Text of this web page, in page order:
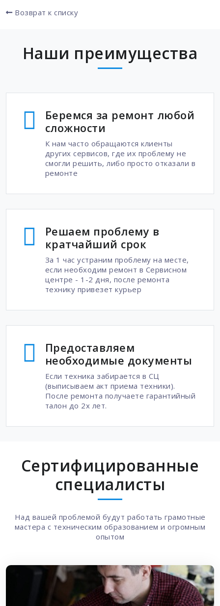
Возврат к списку
Наши преимущества
Беремся за ремонт любой
сложности
К нам часто обращаются клиенты
других сервисов, где их проблему не
смогли решить, либо просто отказали в
ремонте
Решаем проблему в
кратчайший срок
За 1 час устраним проблему на месте,
если необходим ремонт в Сервисном
центре - 1-2 дня, после ремонта
технику привезет курьер
Предоставляем
необходимые документы
Если техника забирается в СЦ
(выписываем акт приема техники).
После ремонта получаете гарантийный
талон до 2х лет.
Сертифицированные
специалисты
Над вашей проблемой будут работать грамотные
мастера с техническим образованием и огромным
опытом